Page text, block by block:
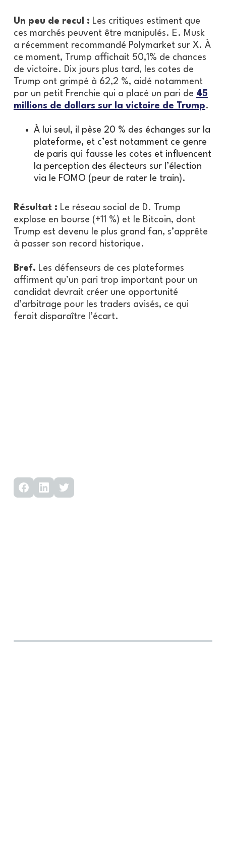
Un peu de recul : Les critiques estiment que
ces marchés peuvent être manipulés. E. Musk
a récemment recommandé Polymarket sur X. À
ce moment, Trump affichait 50,1% de chances
de victoire. Dix jours plus tard, les cotes de
Trump ont grimpé à 62,2 %, aidé notamment
par un petit Frenchie qui a placé un pari de 45
millions de dollars sur la victoire de Trump.
À lui seul, il pèse 20 % des échanges sur la
plateforme, et c’est notamment ce genre
de paris qui fausse les cotes et influencent
la perception des électeurs sur l’élection
via le FOMO (peur de rater le train).
Résultat : Le réseau social de D. Trump
explose en bourse (+11 %) et le Bitcoin, dont
Trump est devenu le plus grand fan, s’apprête
à passer son record historique.
Bref. Les défenseurs de ces plateformes
affirment qu’un pari trop important pour un
candidat devrait créer une opportunité
d’arbitrage pour les traders avisés, ce qui
ferait disparaître l’écart.